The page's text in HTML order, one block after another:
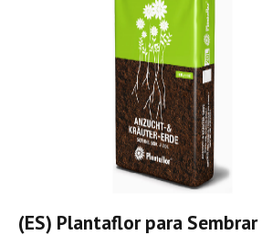
(ES) Plantaflor para Sembrar